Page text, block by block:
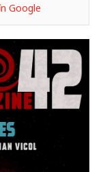
Google